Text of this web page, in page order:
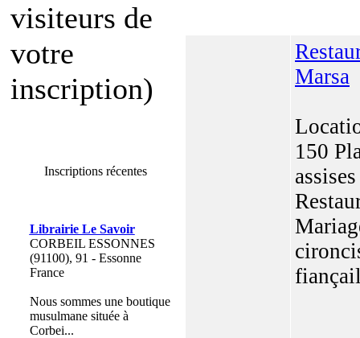
visiteurs de
votre
inscription)
Inscriptions récentes
Librairie Le Savoir
CORBEIL ESSONNES
(91100), 91 - Essonne
France
Nous sommes une boutique
musulmane située à
Corbei...
Marsa
150
assises